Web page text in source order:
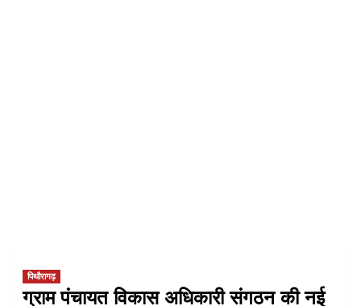
पिथौरागढ़
ग्राम पंचायत विकास अधिकारी संगठन की नई